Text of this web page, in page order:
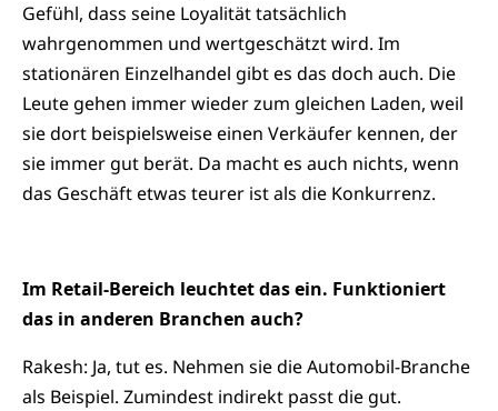
Gefühl, dass seine Loyalität tatsächlich
wahrgenommen und wertgeschätzt wird. Im
stationären Einzelhandel gibt es das doch auch. Die
Leute gehen immer wieder zum gleichen Laden, weil
sie dort beispielsweise einen Verkäufer kennen, der
sie immer gut berät. Da macht es auch nichts, wenn
das Geschäft etwas teurer ist als die Konkurrenz.
Im Retail-Bereich leuchtet das ein. Funktioniert
das in anderen Branchen auch?
Rakesh: Ja, tut es. Nehmen sie die Automobil-Branche
als Beispiel. Zumindest indirekt passt die gut.